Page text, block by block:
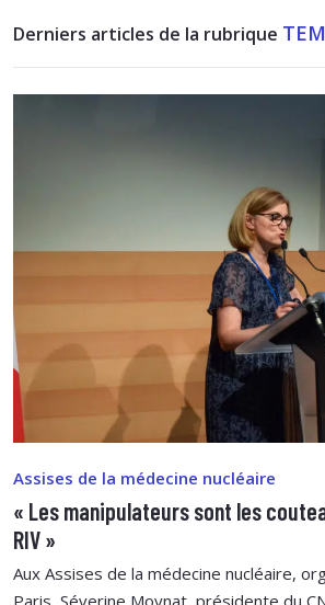
Derniers articles de la rubrique
Assises de la médecine nucléaire
« Les manipulateurs sont les
RIV »
Aux Assises de la médecine nucléaire,